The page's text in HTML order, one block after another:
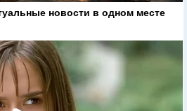
новости в одном месте